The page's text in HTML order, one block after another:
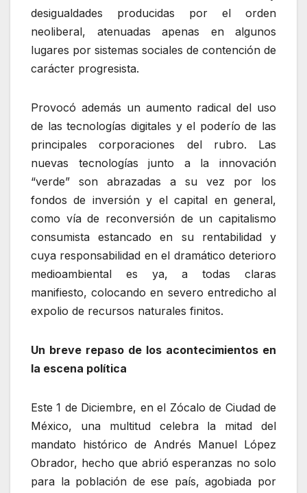
desigualdades producidas por el orden
neoliberal, atenuadas apenas en algunos
lugares por sistemas sociales de contención de
carácter progresista.
Provocó además un aumento radical del uso
de las tecnologías digitales y el poderío de las
principales corporaciones del rubro. Las
nuevas tecnologías junto a la innovación
“verde” son abrazadas a su vez por los
fondos de inversión y el capital en general,
como vía de reconversión de un capitalismo
consumista estancado en su rentabilidad y
cuya responsabilidad en el dramático deterioro
medioambiental es ya, a todas claras
manifiesto, colocando en severo entredicho al
expolio de recursos naturales finitos.
Un breve repaso de los acontecimientos en
la escena política
Este 1 de Diciembre, en el Zócalo de Ciudad de
México, una multitud celebra la mitad del
mandato histórico de Andrés Manuel López
Obrador, hecho que abrió esperanzas no solo
para la población de ese país, agobiada por